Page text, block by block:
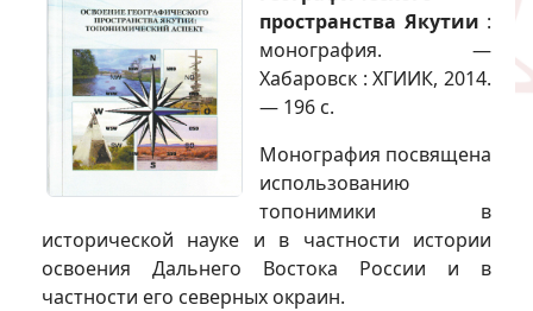
пространства Якутии :
монография. —
Хабаровск : ХГИИК, 2014.
— 196 с.
Монография посвящена
использованию
топонимики в
исторической науке и в частности истории
освоения Дальнего Востока России и в
частности его северных окраин.